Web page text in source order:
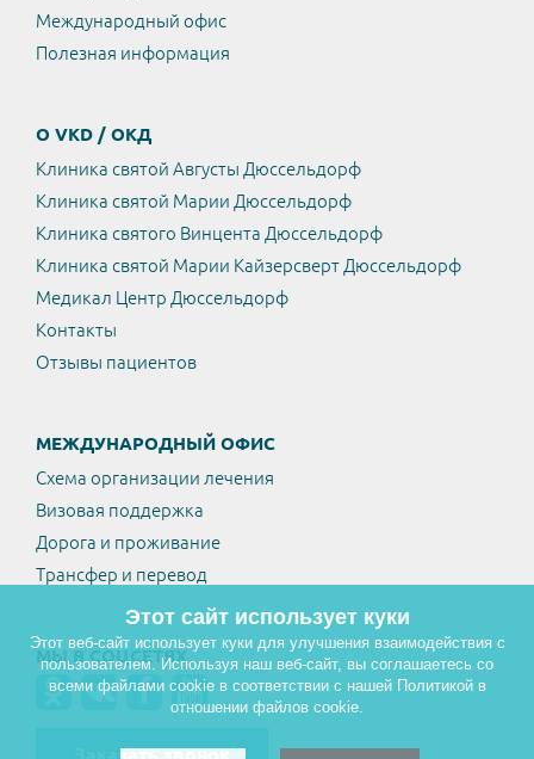
Международный офис
Полезная информация
О VKD / ОКД
Клиника святой Августы Дюссельдорф
Клиника святой Марии Дюссельдорф
Клиника святого Винцента Дюссельдорф
Клиника святой Марии Кайзерсверт Дюссельдорф
Медикал Центр Дюссельдорф
Контакты
Отзывы пациентов
МЕЖДУНАРОДНЫЙ ОФИС
Схема организации лечения
Визовая поддержка
Дорога и проживание
Трансфер и перевод
МЫ В СОЦСЕТЯХ
Заказать звонок
Этот сайт использует куки
Этот веб-сайт использует куки для улучшения взаимодействия с
пользователем. Используя наш веб-сайт, вы соглашаетесь со
всеми файлами cookie в соответствии с нашей Политикой в
отношении файлов cookie.